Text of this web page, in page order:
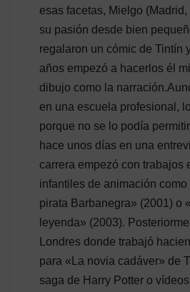
esas facetas, Mielgo
su pasión desde bien
regalaron un cómic de Tintín
años empezó a hacerlos él
dibujo como la
en una escuela profesional,
porque no se lo podía
hace unos días en una
carrera empezó con trabajos
infantiles de animación como
pirata Barbanegra» (2001) o
leyenda» (2003).
Londres donde trabajó
para «La novia cadáver» de
saga de Harry Potter o